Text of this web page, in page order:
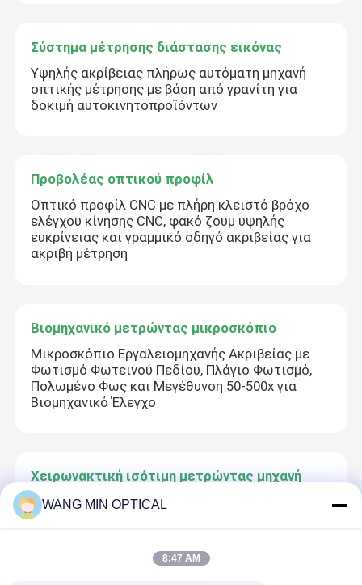
Σύστημα μέτρησης διάστασης εικόνας
Υψηλής ακρίβειας πλήρως αυτόματη μηχανή
οπτικής μέτρησης με βάση από γρανίτη για
δοκιμή αυτοκινητοπροϊόντων
Προβολέας οπτικού προφίλ
Οπτικό προφίλ CNC με πλήρη κλειστό βρόχο
ελέγχου κίνησης CNC, φακό ζουμ υψηλής
ευκρίνειας και γραμμικό οδηγό ακριβείας για
ακριβή μέτρηση
Βιομηχανικό μετρώντας μικροσκόπιο
Μικροσκόπιο Εργαλειομηχανής Ακριβείας με
Φωτισμό Φωτεινού Πεδίου, Πλάγιο Φωτισμό,
Πολωμένο Φως και Μεγέθυνση 50-500x για
Βιομηχανικό Έλεγχο
Χειρωνακτική ισότιμη μετρώντας μηχανή
Δισδιάστατη οπτική χειροκίνητη μηχανή
μέτρησης συντεταγμένων με ακρίβεια 3um και
WANG MIN OPTICAL
8:47 AM